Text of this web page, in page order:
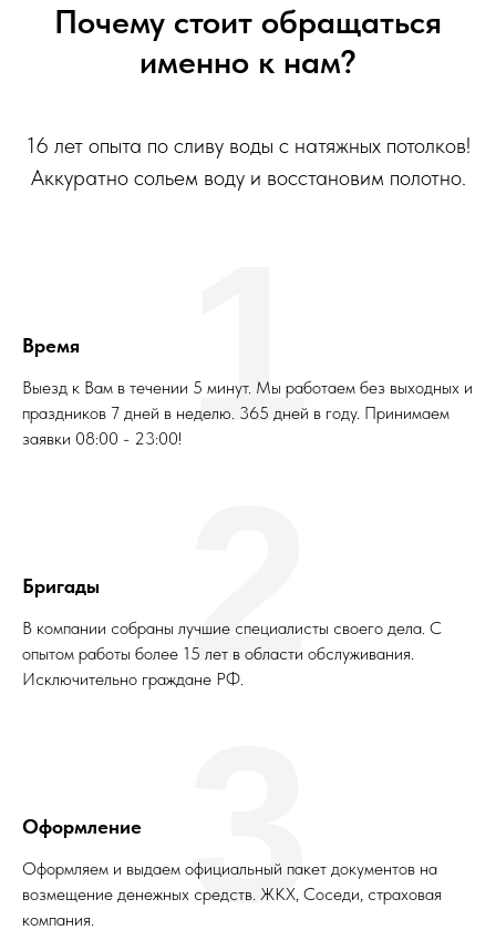
Почему стоит обращаться
именно к нам?
16 лет опыта по сливу воды с натяжных потолков!
Аккуратно сольем воду и восстановим полотно.
Время
Выезд к Вам в течении 5 минут. Мы работаем без выходных и
праздников 7 дней в неделю. 365 дней в году. Принимаем
заявки 08:00 - 23:00! 1
Бригады
В компании собраны лучшие специалисты своего дела. С
опытом работы более 15 лет в области обслуживания.
Исключительно граждане РФ.2
Оформление
Оформляем и выдаем официальный пакет документов на
возмещение денежных средств. ЖКХ, Соседи, страховая
компания.
3